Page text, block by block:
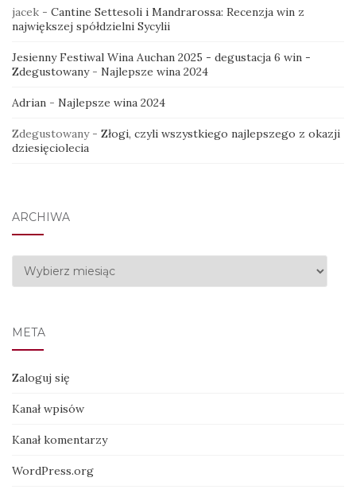
jacek - Cantine Settesoli i Mandrarossa: Recenzja win z
największej spółdzielni Sycylii
Jesienny Festiwal Wina Auchan 2025 - degustacja 6 win -
Zdegustowany- Najlepsze wina 2024
Adrian - Najlepsze wina 2024
Zdegustowany- Złogi, czyli wszystkiego najlepszego z okazji
dziesięciolecia
ARCHIWA
Archiwa
META
Zaloguj się
Kanał wpisów
Kanał komentarzy
WordPress.org